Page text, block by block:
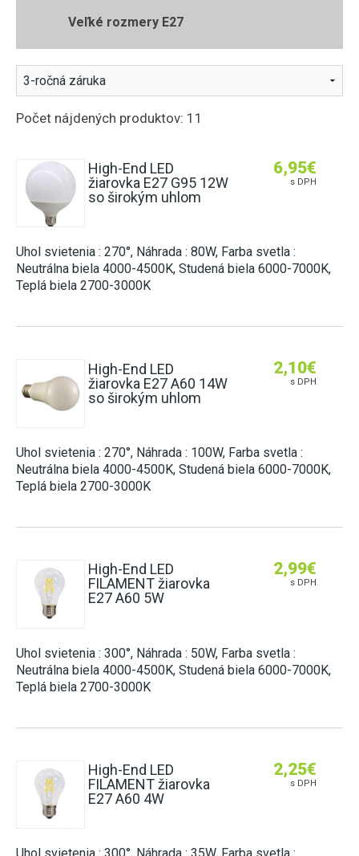
NÚDZOVÉ OSVETLENIE
HLINÍKOVÉ LIŠTY
OVLÁDAČE A STMIEVAČE
LED MODULY DO SVETELNÝCH REKLÁM
E27 (KLASICKÝ ZÁVIT)
PÄTICE A RÁMIKY
ŽIAROVKY DO VEREJNÉHO OSVETLENIA
INÉ ŽIAROVKY (MR11, AR111, GU11)
PRACHOTESNÉ SVIETIDLÁ
GERMICÍDNE LAMPY
SMART
SPOJKY NA 230V
VYCHYTÁVKY
LED DEKORÁCIE
Veľké rozmery E27
Počet nájdených produktov: 11
High-End LED
žiarovka E27 G95 12W
so širokým uhlom
6,95€
s DPH
Uhol svietenia : 270°, Náhrada : 80W, Farba svetla :
Neutrálna biela 4000-4500K, Studená biela 6000-7000K,
Teplá biela 2700-3000K
High-End LED
žiarovka E27 A60 14W
so širokým uhlom
2,10€
s DPH
Uhol svietenia : 270°, Náhrada : 100W, Farba svetla :
Neutrálna biela 4000-4500K, Studená biela 6000-7000K,
Teplá biela 2700-3000K
High-End LED
FILAMENT žiarovka
E27 A60 5W
2,99€
s DPH
Uhol svietenia : 300°, Náhrada : 50W, Farba svetla :
Neutrálna biela 4000-4500K, Studená biela 6000-7000K,
Teplá biela 2700-3000K
High-End LED
FILAMENT žiarovka
E27 A60 4W
2,25€
s DPH